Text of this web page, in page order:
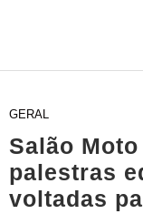
GERAL
Salão
palestras
voltadas